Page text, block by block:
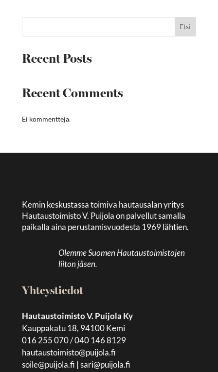
Etsi
Recent Posts
Recent Comments
Ei kommentteja.
Kemin keskustassa toimiva hautausalan yritys
Hautaustoimisto V. Puijola on palvellut samalla
paikalla aina perustamisvuodesta 1969 lähtien.
Olemme Suomen Hautaustoimistojen
liiton jäsen.
Yhteystiedot
Hautaustoimisto V. Puijola Ky
Kauppakatu 18, 94100 Kemi
016 255 070 / 040 146 8129
hautaustoimisto@puijola.fi
soile@puijola.fi |sari@puijola.fi